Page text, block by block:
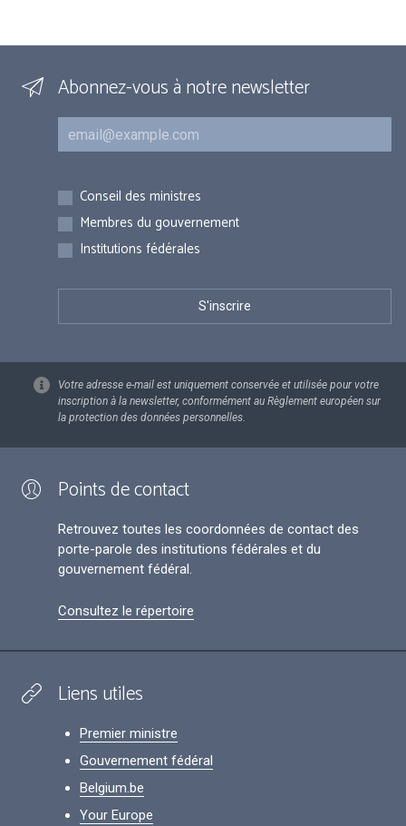
Abonnez-vous à notre newsletter
Courriel
Inscriptions
Conseil des ministres
Membres du gouvernement
Institutions fédérales
Votre adresse e-mail est uniquement conservée et utilisée pour votre
inscription à la newsletter, conformément au Règlement européen sur
la protection des données personnelles.
Points de contact
Retrouvez toutes les coordonnées de contact des
porte-parole des institutions fédérales et du
gouvernement fédéral.
Consultez le répertoire
Liens utiles
Premier ministre
Gouvernement fédéral
Belgium.be
Your Europe